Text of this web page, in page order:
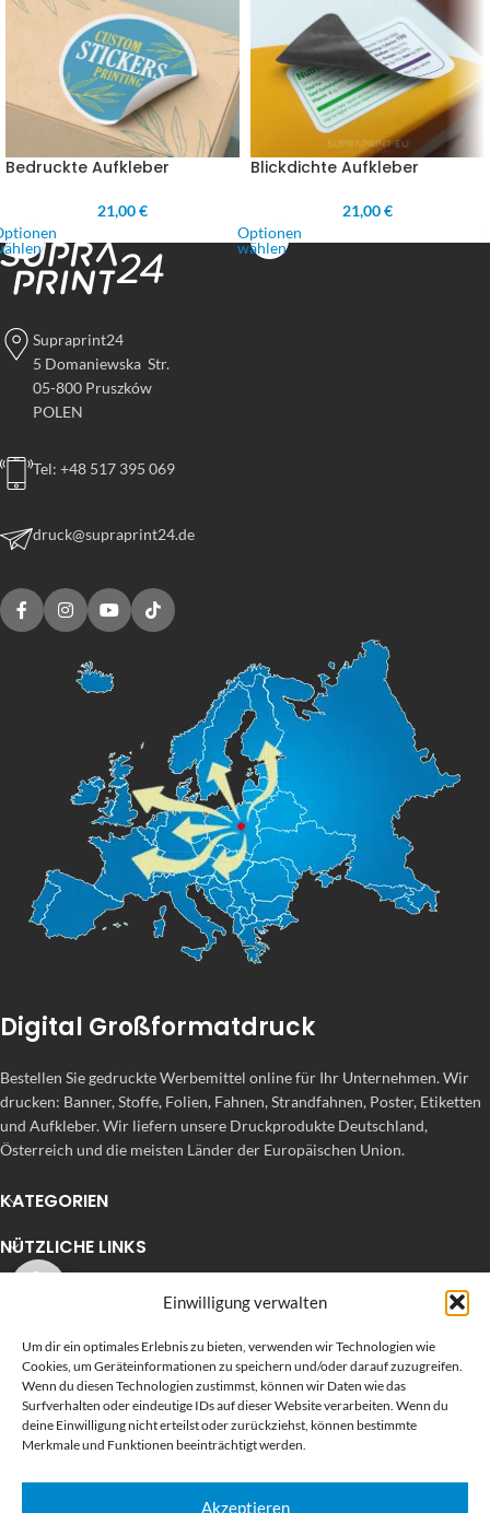
Einwilligung verwalten
Um dir ein optimales Erlebnis zu bieten, verwenden wir Technologien wie
Cookies, um Geräteinformationen zu speichern und/oder darauf zuzugreifen.
Wenn du diesen Technologien zustimmst, können wir Daten wie das
Surfverhalten oder eindeutige IDs auf dieser Website verarbeiten. Wenn du
deine Einwilligung nicht erteilst oder zurückziehst, können bestimmte
Merkmale und Funktionen beeinträchtigt werden.
Akzeptieren
Bedruckte Aufkleber
21,00 €
Blickdichte Aufkleber
21,00 €
Optionen
wählen
Supraprint24
5 Domaniewska Str.
05-800 Pruszków
POLEN
Tel: +48 517 395 069
druck@supraprint24.de
Digital Großformatdruck
Bestellen Sie gedruckte Werbemittel online für Ihr Unternehmen. Wir
drucken: Banner, Stoffe, Folien, Fahnen, Strandfahnen, Poster, Etiketten
und Aufkleber. Wir liefern unsere Druckprodukte Deutschland,
Österreich und die meisten Länder der Europäischen Union.
KATEGORIEN
NÜTZLICHE LINKS